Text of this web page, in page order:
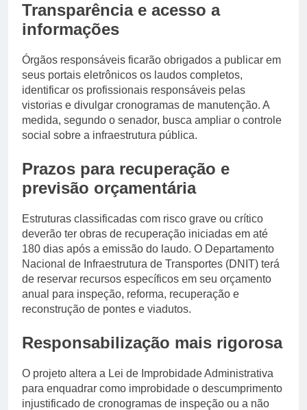
Transparência e acesso a
informações
Órgãos responsáveis ficarão obrigados a publicar em
seus portais eletrônicos os laudos completos,
identificar os profissionais responsáveis pelas
vistorias e divulgar cronogramas de manutenção. A
medida, segundo o senador, busca ampliar o controle
social sobre a infraestrutura pública.
Prazos para recuperação e
previsão orçamentária
Estruturas classificadas com risco grave ou crítico
deverão ter obras de recuperação iniciadas em até
180 dias após a emissão do laudo. O Departamento
Nacional de Infraestrutura de Transportes (DNIT) terá
de reservar recursos específicos em seu orçamento
anual para inspeção, reforma, recuperação e
reconstrução de pontes e viadutos.
Responsabilização mais rigorosa
O projeto altera a Lei de Improbidade Administrativa
para enquadrar como improbidade o descumprimento
injustificado de cronogramas de inspeção ou a não